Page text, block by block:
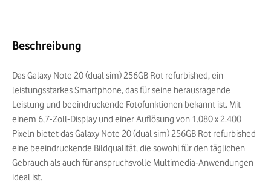
Beschreibung
Das Galaxy Note 20 (dual sim) 256GB Rot refurbished, ein
leistungsstarkes Smartphone, das für seine herausragende
Leistung und beeindruckende Fotofunktionen bekannt ist. Mit
einem 6,7-Zoll-Display und einer Auflösung von 1.080 x 2.400
Pixeln bietet das Galaxy Note 20 (dual sim) 256GB Rot refurbished
eine beeindruckende Bildqualität, die sowohl für den täglichen
Gebrauch als auch für anspruchsvolle Multimedia-Anwendungen
ideal ist.